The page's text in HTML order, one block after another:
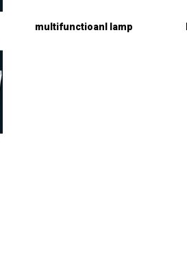
multifunctioanl lamp